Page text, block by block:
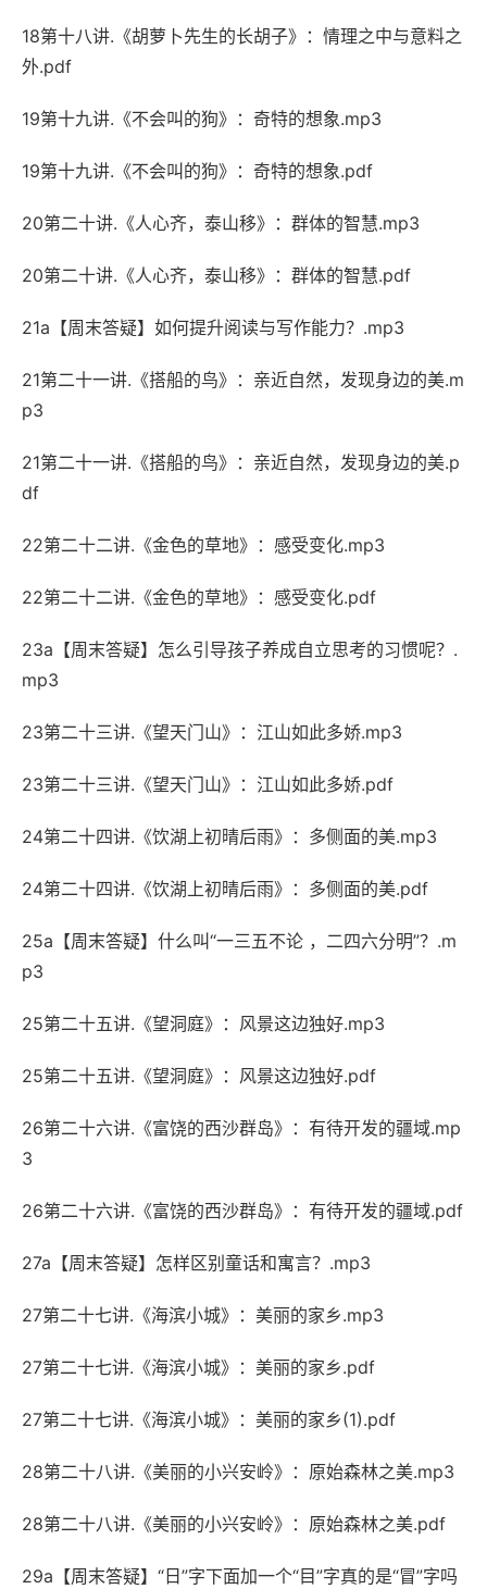
18第十八讲.《胡萝卜先生的长胡子》：情理之中与意料之
外.pdf
19第十九讲.《不会叫的狗》：奇特的想象.mp3
19第十九讲.《不会叫的狗》：奇特的想象.pdf
20第二十讲.《人心齐，泰山移》：群体的智慧.mp3
20第二十讲.《人心齐，泰山移》：群体的智慧.pdf
21a【周末答疑】如何提升阅读与写作能力？.mp3
21第二十一讲.《搭船的鸟》：亲近自然，发现身边的美.m
p3
21第二十一讲.《搭船的鸟》：亲近自然，发现身边的美.p
df
22第二十二讲.《金色的草地》：感受变化.mp3
22第二十二讲.《金色的草地》：感受变化.pdf
23a【周末答疑】怎么引导孩子养成自立思考的习惯呢？.
mp3
23第二十三讲.《望天门山》：江山如此多娇.mp3
23第二十三讲.《望天门山》：江山如此多娇.pdf
24第二十四讲.《饮湖上初晴后雨》：多侧面的美.mp3
24第二十四讲.《饮湖上初晴后雨》：多侧面的美.pdf
25a【周末答疑】什么叫“一三五不论 ，二四六分明”？.m
p3
25第二十五讲.《望洞庭》：风景这边独好.mp3
25第二十五讲.《望洞庭》：风景这边独好.pdf
26第二十六讲.《富饶的西沙群岛》：有待开发的疆域.mp
3
26第二十六讲.《富饶的西沙群岛》：有待开发的疆域.pdf
27a【周末答疑】怎样区别童话和寓言？.mp3
27第二十七讲.《海滨小城》：美丽的家乡.mp3
27第二十七讲.《海滨小城》：美丽的家乡.pdf
27第二十七讲.《海滨小城》：美丽的家乡(1).pdf
28第二十八讲.《美丽的小兴安岭》：原始森林之美.mp3
28第二十八讲.《美丽的小兴安岭》：原始森林之美.pdf
29a【周末答疑】“日”字下面加一个“目”字真的是“冒”字吗